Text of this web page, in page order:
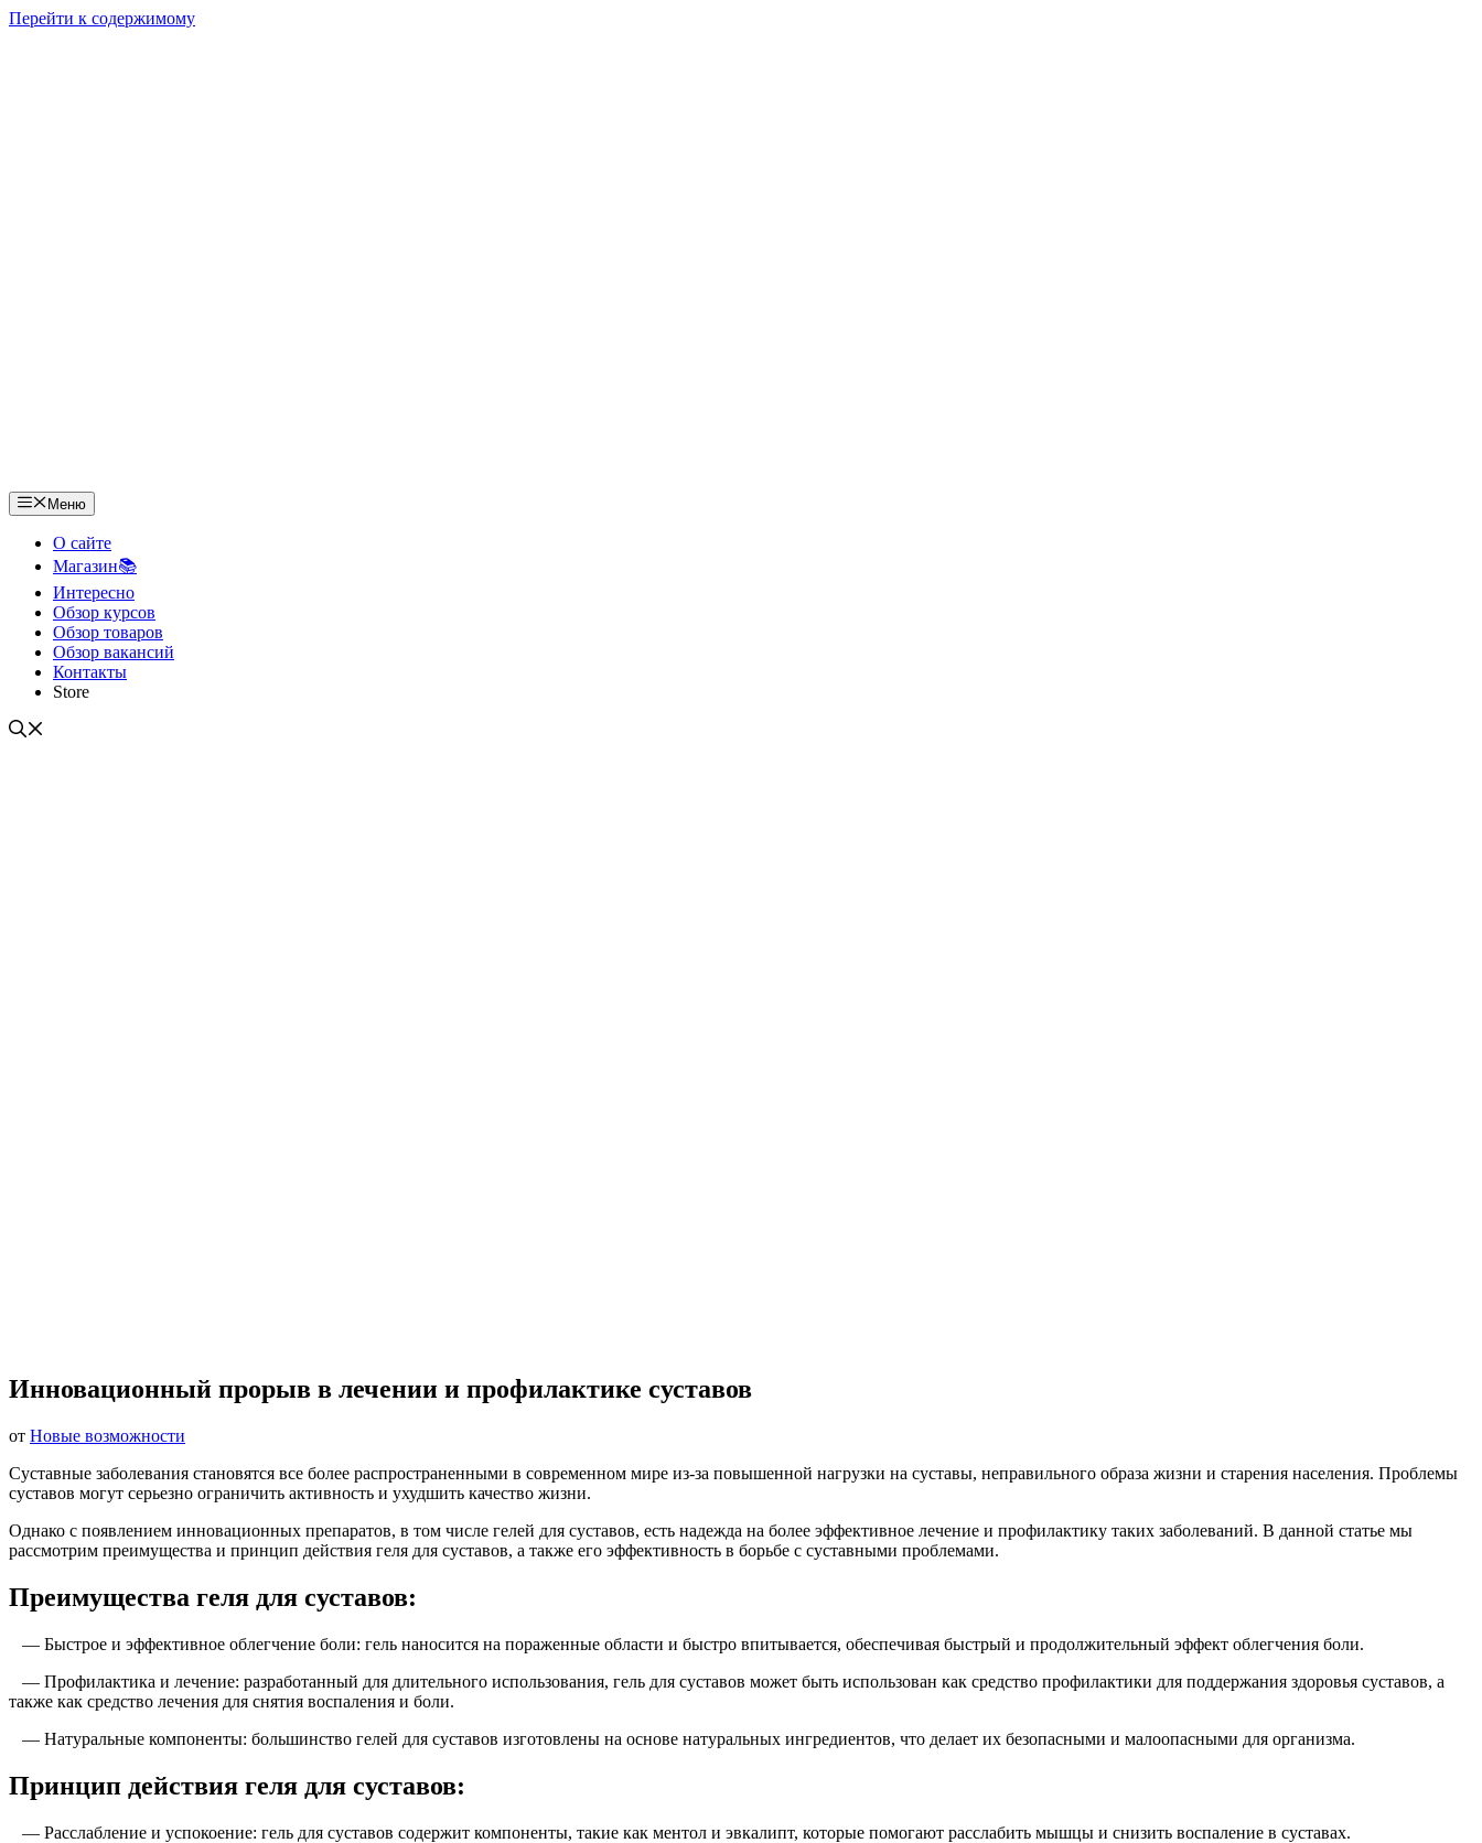
Перейти к содержимому
Меню
О сайте
Магазин📚
Интересно
Обзор курсов
Обзор товаров
Обзор вакансий
Контакты
Store
Инновационный прорыв в лечении и профилактике суставов
от Новые возможности
Суставные заболевания становятся все более распространенными в современном мире из-за повышенной нагрузки на суставы, неправильного образа жизни и старения населения. Проблемы
суставов могут серьезно ограничить активность и ухудшить качество жизни.
Однако с появлением инновационных препаратов, в том числе гелей для суставов, есть надежда на более эффективное лечение и профилактику таких заболеваний. В данной статье мы
рассмотрим преимущества и принцип действия геля для суставов, а также его эффективность в борьбе с суставными проблемами.
Преимущества геля для суставов:
— Быстрое и эффективное облегчение боли: гель наносится на пораженные области и быстро впитывается, обеспечивая быстрый и продолжительный эффект облегчения боли.
— Профилактика и лечение: разработанный для длительного использования, гель для суставов может быть использован как средство профилактики для поддержания здоровья суставов, а
также как средство лечения для снятия воспаления и боли.
— Натуральные компоненты: большинство гелей для суставов изготовлены на основе натуральных ингредиентов, что делает их безопасными и малоопасными для организма.
Принцип действия геля для суставов:
— Расслабление и успокоение: гель для суставов содержит компоненты, такие как ментол и эвкалипт, которые помогают расслабить мышцы и снизить воспаление в суставах.